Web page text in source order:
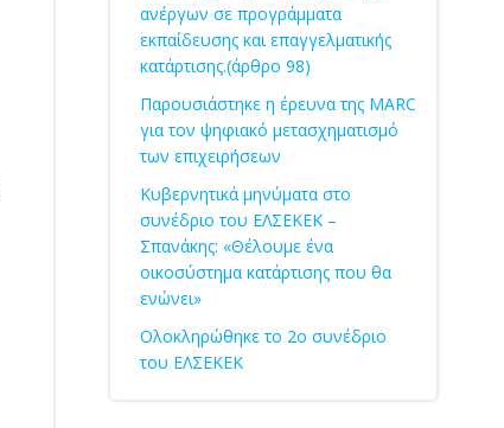
ανέργων σε προγράμματα
εκπαίδευσης και επαγγελματικής
κατάρτισης.(άρθρο 98)
Παρουσιάστηκε η έρευνα της MARC
για τον ψηφιακό μετασχηματισμό
των επιχειρήσεων
Κυβερνητικά μηνύματα στο
συνέδριο του ΕΛΣΕΚΕΚ –
Σπανάκης: «Θέλουμε ένα
οικοσύστημα κατάρτισης που θα
ενώνει»
Ολοκληρώθηκε το 2ο συνέδριο
του ΕΛΣΕΚΕΚ